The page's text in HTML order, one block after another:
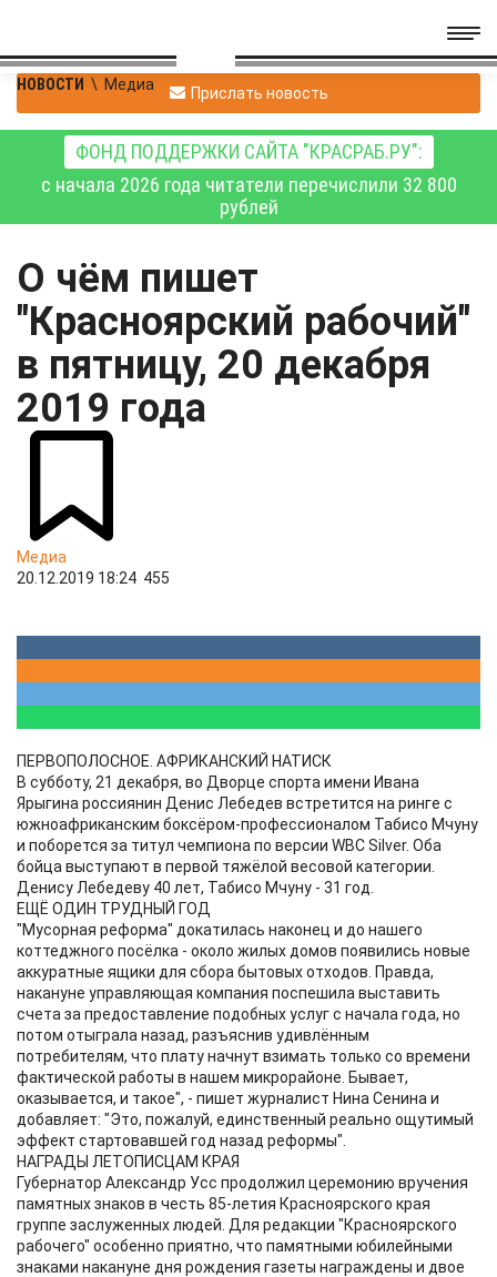
НОВОСТИ \ Медиа Прислать новость
ФОНД ПОДДЕРЖКИ САЙТА "КРАСРАБ.РУ":
с начала 2026 года читатели перечислили 32 800
рублей
О чём пишет
"Красноярский рабочий"
в пятницу, 20 декабря
2019 года
Медиа
20.12.2019 18:24 455
ПЕРВОПОЛОСНОЕ. АФРИКАНСКИЙ НАТИСК
В субботу, 21 декабря, во Дворце спорта имени Ивана
Ярыгина россиянин Денис Лебедев встретится на ринге с
южноафриканским боксёром-профессионалом Табисо Мчуну
и поборется за титул чемпиона по версии WBC Silver. Оба
бойца выступают в первой тяжёлой весовой категории.
Денису Лебедеву 40 лет, Табисо Мчуну - 31 год.
ЕЩЁ ОДИН ТРУДНЫЙ ГОД
"Мусорная реформа" докатилась наконец и до нашего
коттеджного посёлка - около жилых домов появились новые
аккуратные ящики для сбора бытовых отходов. Правда,
накануне управляющая компания поспешила выставить
счета за предоставление подобных услуг с начала года, но
потом отыграла назад, разъяснив удивлённым
потребителям, что плату начнут взимать только со времени
фактической работы в нашем микрорайоне. Бывает,
оказывается, и такое", - пишет журналист Нина Сенина и
добавляет: "Это, пожалуй, единственный реально ощутимый
эффект стартовавшей год назад реформы".
НАГРАДЫ ЛЕТОПИСЦАМ КРАЯ
Губернатор Александр Усс продолжил церемонию вручения
памятных знаков в честь 85-летия Красноярского края
группе заслуженных людей. Для редакции "Красноярского
рабочего" особенно приятно, что памятными юбилейными
знаками накануне дня рождения газеты награждены и двое